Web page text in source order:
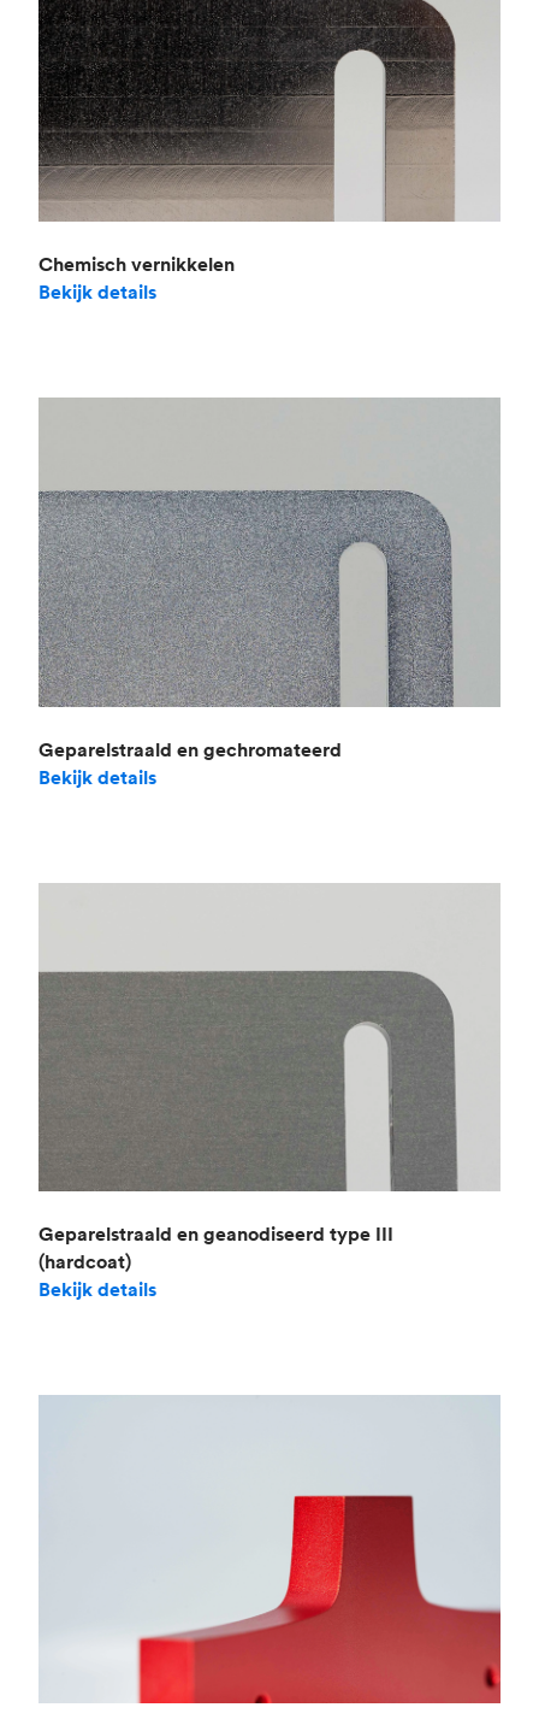
Chemisch vernikkelen
Bekijk details
Geparelstraald en gechromateerd
Bekijk details
Geparelstraald en geanodiseerd type III
(hardcoat)
Bekijk details